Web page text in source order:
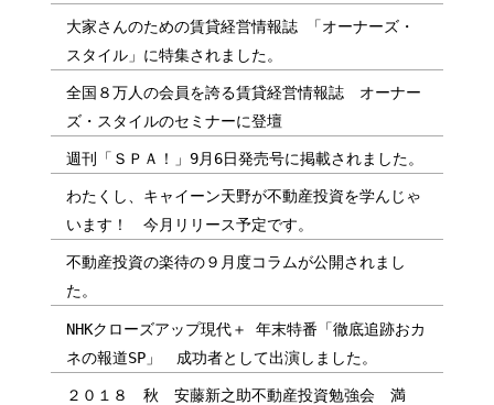
大家さんのための賃貸経営情報誌 「オーナーズ・
スタイル」に特集されました。
全国８万人の会員を誇る賃貸経営情報誌 オーナー
ズ・スタイルのセミナーに登壇
週刊「ＳＰＡ！」9月6日発売号に掲載されました。
わたくし、キャイーン天野が不動産投資を学んじゃ
います！ 今月リリース予定です。
不動産投資の楽待の９月度コラムが公開されまし
た。
NHKクローズアップ現代＋ 年末特番「徹底追跡おカ
ネの報道SP」 成功者として出演しました。
２０１８ 秋 安藤新之助不動産投資勉強会 満